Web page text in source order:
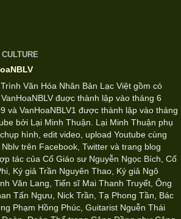
Văn Hóa Nhân Bản Lạc Việt gồm có
đuợc thành lập vào tháng 6
và VanHoaNBLV1 được thành lập vào tháng
bởi Lại Minh Thuận. Lại Minh Thuận phụ
hình, edit video, upload Youtube cùng
trên Facebook, Twitter và trang blog
tác của Cố Giáo sư Nguyễn Ngọc Bích, Cố
Ký giả Trần Nguyên Thao, Ký giả Ngô
Văn Lang, Tiến sĩ Mai Thanh Truyết, Ông
Tấn Ngưu, Nick Trần, Tạ Phong Tần, Bác
Phạm Hồng Phúc, Guitarist Nguễn Thái